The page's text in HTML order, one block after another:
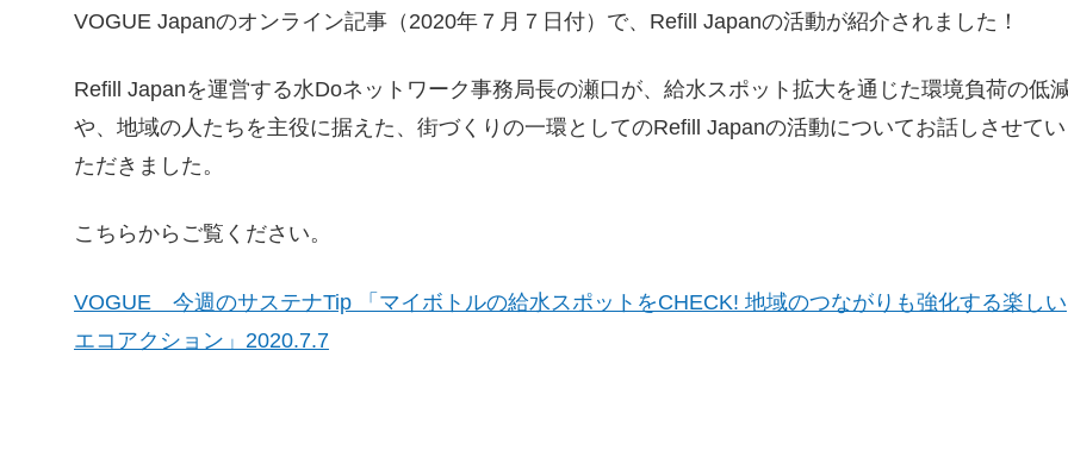
VOGUE Japanのオンライン記事（2020年７月７日付）で、Refill Japanの活動が紹介されました！
Refill Japanを運営する水Doネットワーク事務局長の瀬口が、給水スポット拡大を通じた環境負荷の低
や、地域の人たちを主役に据えた、街づくりの一環としてのRefill Japanの活動についてお話しさせてい
ただきました。
こちらからご覧ください。
VOGUE 今週のサステナTip 「マイボトルの給水スポットをCHECK! 地域のつながりも強化する楽しい
エコアクション」2020.7.7